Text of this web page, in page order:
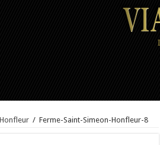
/ Ferme-Saint-Simeon-Honfleur-8